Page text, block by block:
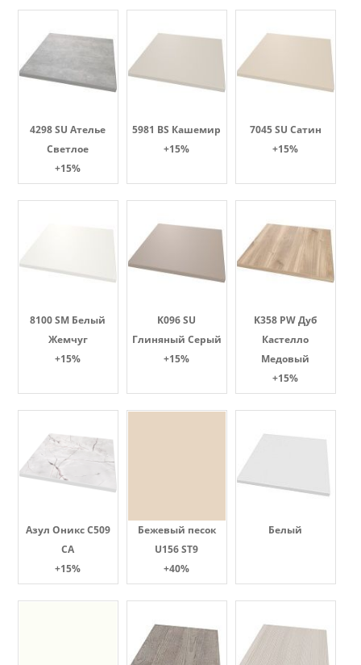
4298 SU Ателье
Светлое
+15%
5981 BS Кашемир
+15%
7045 SU Сатин
+15%
8100 SM Белый
Жемчуг
+15%
K096 SU
Глиняный Серый
+15%
K358 PW Дуб
Кастелло
Медовый
+15%
Азул Оникс С509
СА
+15%
Бежевый песок
U156 ST9
+40%
Белый